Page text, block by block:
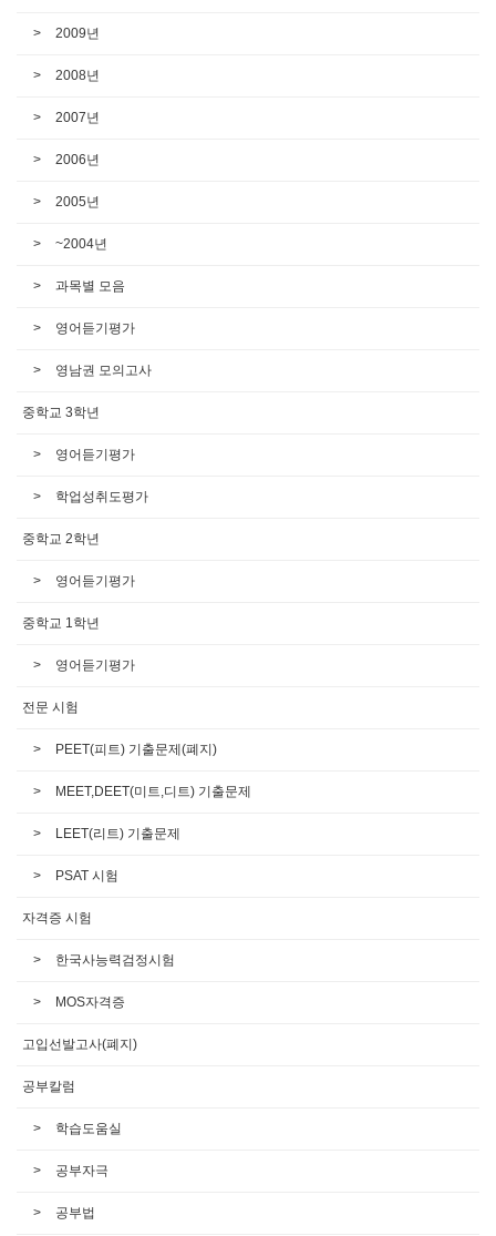
2009년
2008년
2007년
2006년
2005년
~2004년
과목별 모음
영어듣기평가
영남권 모의고사
중학교 3학년
영어듣기평가
학업성취도평가
중학교 2학년
영어듣기평가
중학교 1학년
영어듣기평가
전문 시험
PEET(피트) 기출문제(폐지)
MEET,DEET(미트,디트) 기출문제
LEET(리트) 기출문제
PSAT 시험
자격증 시험
한국사능력검정시험
MOS자격증
고입선발고사(폐지)
공부칼럼
학습도움실
공부자극
공부법